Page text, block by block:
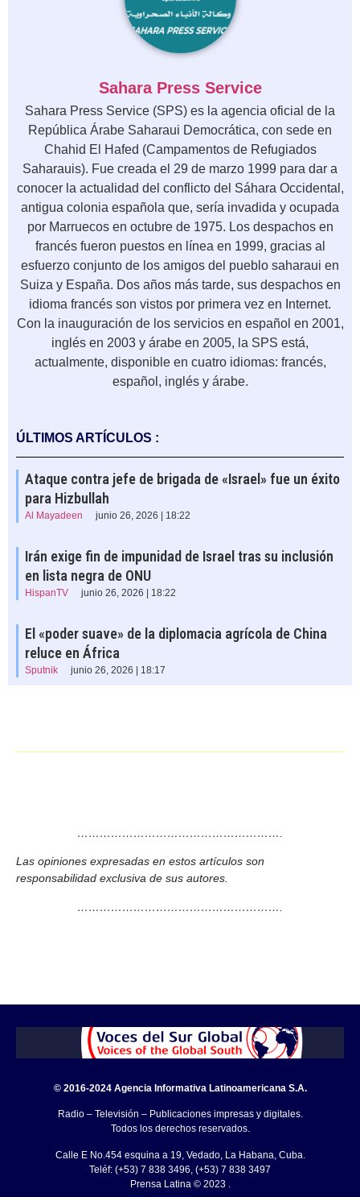
Sahara Press Service
Sahara Press Service (SPS) es la agencia oficial de la
República Árabe Saharaui Democrática, con sede en
Chahid El Hafed (Campamentos de Refugiados
Saharauis). Fue creada el 29 de marzo 1999 para dar a
conocer la actualidad del conflicto del Sáhara Occidental,
antigua colonia española que, sería invadida y ocupada
por Marruecos en octubre de 1975. Los despachos en
francés fueron puestos en línea en 1999, gracias al
esfuerzo conjunto de los amigos del pueblo saharaui en
Suiza y España. Dos años más tarde, sus despachos en
idioma francés son vistos por primera vez en Internet.
Con la inauguración de los servicios en español en 2001,
inglés en 2003 y árabe en 2005, la SPS está,
actualmente, disponible en cuatro idiomas: francés,
español, inglés y árabe.
ÚLTIMOS ARTÍCULOS :
Ataque contra jefe de brigada de «Israel» fue un éxito
para Hizbullah
Al Mayadeen junio 26, 2026 | 18:22
Irán exige fin de impunidad de Israel tras su inclusión
en lista negra de ONU
HispanTV junio 26, 2026 | 18:22
El «poder suave» de la diplomacia agrícola de China
reluce en África
Sputnik junio 26, 2026 | 18:17
……………………………………………….
Las opiniones expresadas en estos artículos son
responsabilidad exclusiva de sus autores.
……………………………………………….
© 2016-2024 Agencia Informativa Latinoamericana S.A.
Radio – Televisión – Publicaciones impresas y digitales.
Todos los derechos reservados.
Calle E No.454 esquina a 19, Vedado, La Habana, Cuba.
Teléf: (+53) 7 838 3496, (+53) 7 838 3497
Prensa Latina © 2023 .